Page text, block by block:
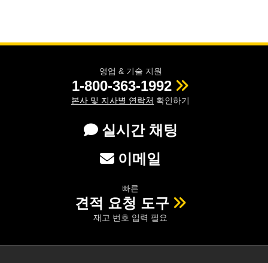
영업 & 기술 지원
1-800-363-1992
본사 및 지사별 연락처 확인하기
실시간 채팅
이메일
빠른
견적 요청 도구
재고 번호 입력 필요